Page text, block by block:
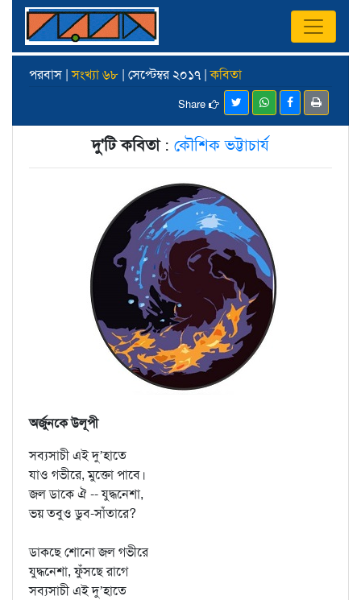
পরবাস |সংখ্যা ৬৮ | সেপ্টেম্বর ২০১৭ |কবিতা
Share
দু'টি কবিতা: কৌশিক ভট্টাচার্য
অর্জুনকে উলূপী
সব্যসাচী এই দু’হাতে
যাও গভীরে, মুক্তো পাবে।
জল ডাকে ঐ -- যুদ্ধনেশা,
ভয় তবুও ডুব-সাঁতারে?
ডাকছে শোনো জল গভীরে
যুদ্ধনেশা, ফুঁসছে রাগে
সব্যসাচী এই দু’হাতে